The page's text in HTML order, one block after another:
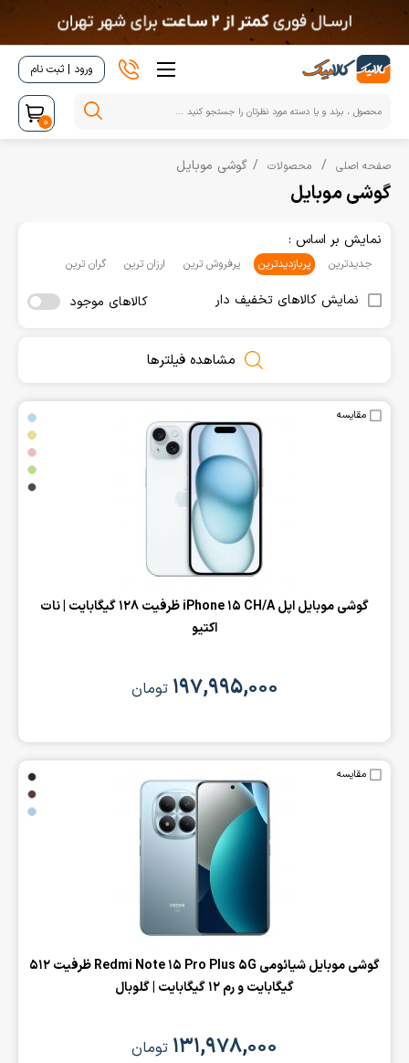
ورود | ثبت نام
0
صفحه اصلی محصولات گوشی موبایل
گوشی موبایل
نمایش بر اساس :
جدیدترین پربازدیدترین پرفروش ترین ارزان ترین گران ترین
نمایش کالاهای تخفیف دار کالاهای موجود
مشاهده فیلترها
مقایسه
‌گوشی موبایل اپل iPhone 15 CH/A ظرفیت 128 گیگابایت | نات
اکتیو
۱۹۷,۹۹۵,۰۰۰ تومان
مقایسه
‌گوشی موبایل شیائومی Redmi Note 15 Pro Plus 5G ظرفیت 512
گیگابایت و رم 12 گیگابایت | گلوبال
۱۳۱,۹۷۸,۰۰۰ تومان